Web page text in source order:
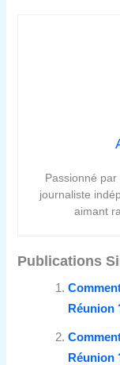
Passionné
journaliste
aimant
Publications
Réunion
Réunion